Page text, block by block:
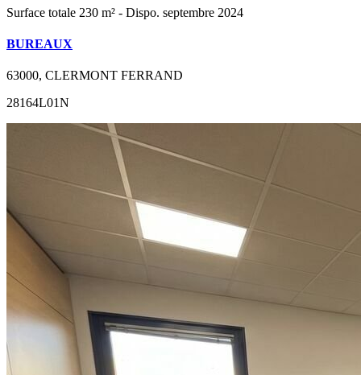
Surface totale 230 m² - Dispo. septembre 2024
BUREAUX
63000, CLERMONT FERRAND
28164L01N